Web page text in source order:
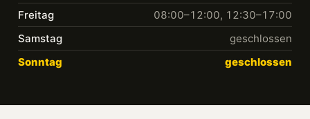
Freitag
08:00–12:00, 12:30–17:00
Samstag
geschlossen
Sonntag
geschlossen